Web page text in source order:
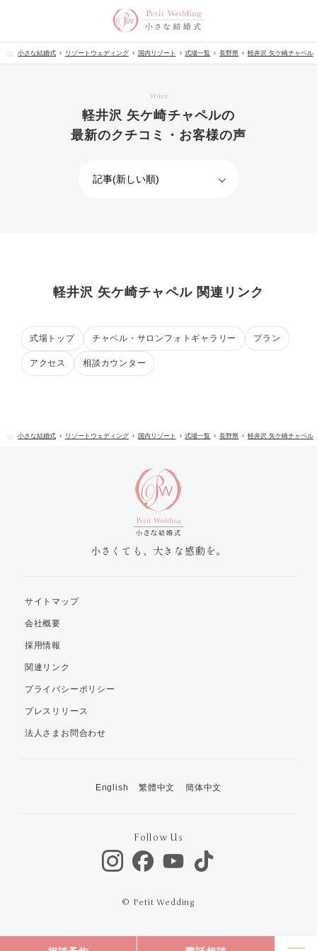
小さな結婚式 リゾートウェディング 国内リゾート 式場一覧 長野県 軽井沢 矢ケ崎チャペル
Voice
軽井沢 矢ケ崎チャペルの
最新のクチコミ・お客様の声
軽井沢 矢ケ崎チャペル 関連リンク
式場トップ チャペル・サロンフォトギャラリー プラン
アクセス 相談カウンター
小さな結婚式 リゾートウェディング 国内リゾート 式場一覧 長野県 軽井沢 矢ケ崎チャペル
小さくても、大きな感動を。
サイトマップ
会社概要
採用情報
関連リンク
プライバシーポリシー
プレスリリース
法人さまお問合わせ
English 繁體中文 簡体中文
Follow Us
© Petit Wedding